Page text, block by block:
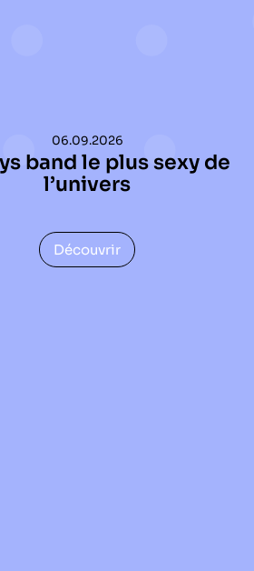
06.09.2026
band le plus sexy de
l’univers
Découvrir